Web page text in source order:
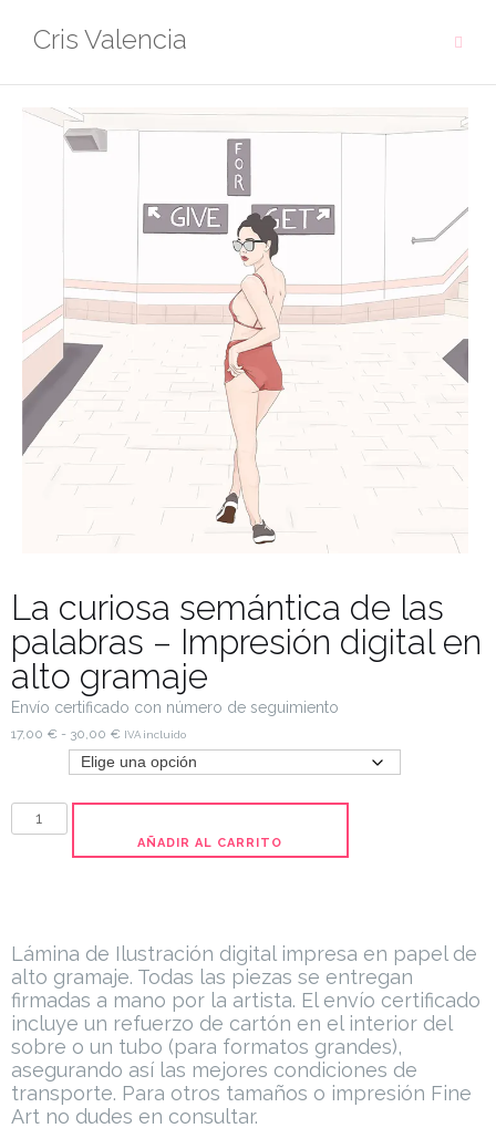
Cris Valencia
La curiosa semántica de las
palabras – Impresión digital en
alto gramaje
Envío certificado con número de seguimiento
17,00 € - 30,00 € IVA incluido
AÑADIR AL CARRITO
Lámina de Ilustración digital impresa en papel de
alto gramaje. Todas las piezas se entregan
firmadas a mano por la artista. El envío certificado
incluye un refuerzo de cartón en el interior del
sobre o un tubo (para formatos grandes),
asegurando así las mejores condiciones de
transporte. Para otros tamaños o impresión Fine
Art no dudes en consultar.